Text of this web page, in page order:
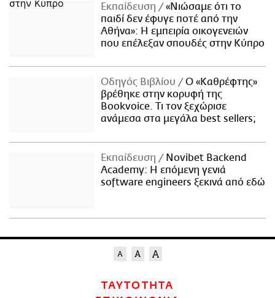
Εκπαίδευση
«Νιώσαμε ότι το
παιδί δεν έφυγε ποτέ από την
Αθήνα»: Η εμπειρία οικογενειών
που επέλεξαν σπουδές στην Κύπρο
Οδηγός Βιβλίου
Ο «Καθρέφτης»
βρέθηκε στην κορυφή της
Bookvoice. Τι τον ξεχώρισε
ανάμεσα στα μεγάλα best sellers;
Εκπαίδευση
Novibet Backend
Academy: Η επόμενη γενιά
software engineers ξεκινά από εδώ
ΤΑΥΤΟΤΗΤΑ